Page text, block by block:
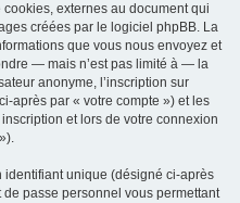
externes au document qui
créées par le logiciel phpBB. La
que vous nous envoyez et
— mais n’est pas limité à — la
anonyme, l’inscription sur
après par « votre compte ») et les
et lors de votre connexion
identifiant unique (désigné ci-après
de passe personnel vous permettant